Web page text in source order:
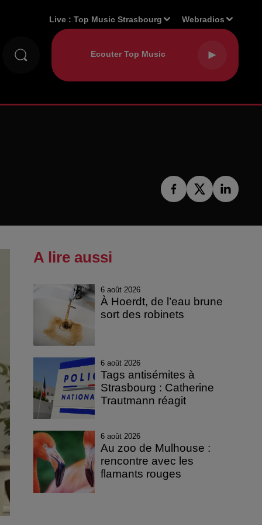
Live :Top Music Strasbourg Webradios
A lire aussi
6 août 2026
À Hoerdt, de l’eau brune
sort des robinets
6 août 2026
Tags antisémites à
Strasbourg : Catherine
Trautmann réagit
6 août 2026
Au zoo de Mulhouse :
rencontre avec les
flamants rouges